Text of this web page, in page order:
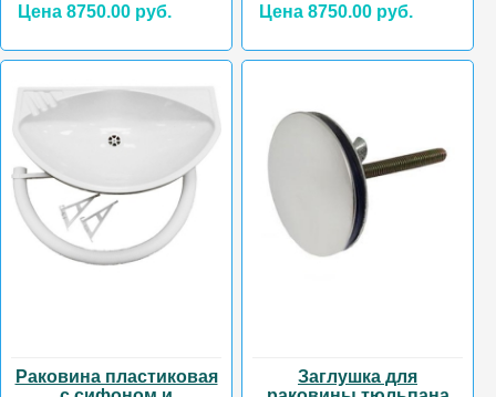
Цена 8750.00 руб. Цена 8750.00 руб.
Раковина пластиковая
Заглушка для